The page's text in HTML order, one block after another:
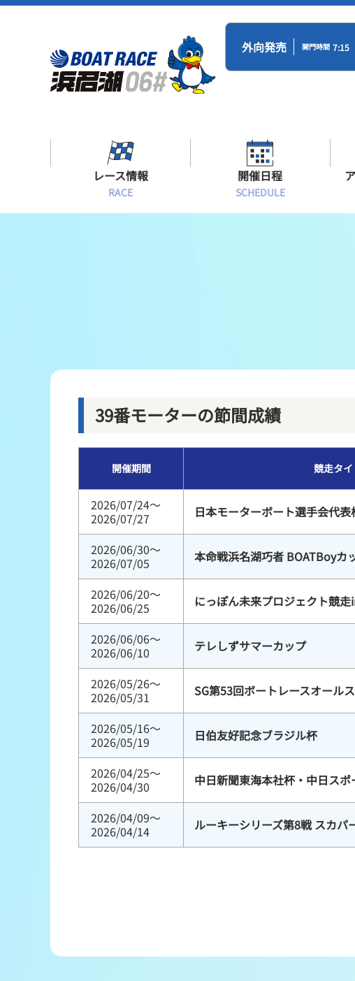
外向発売 開門時間 7:15
レース情報
RACE
モーター抽選結果・前検タイムランキング
得点率ランキング
開催日程
SCHEDULE
39番モーターの節間成績
開催期間 競走タ
2026/07/24～
2026/07/27
日本モーターボート選手会代表
2026/06/30～
2026/07/05
本命戦浜名湖巧者 BOATBoyカ
2026/06/20～
2026/06/25
にっぽん未来プロジェクト競
2026/06/06～
2026/06/10
テレしずサマーカップ
2026/05/26～
2026/05/31
SG第53回ボートレースオール
2026/05/16～
2026/05/19
日伯友好記念ブラジル杯
2026/04/25～
2026/04/30
中日新聞東海本社杯・中日ス
2026/04/09～
2026/04/14
ルーキーシリーズ第8戦 スカパ